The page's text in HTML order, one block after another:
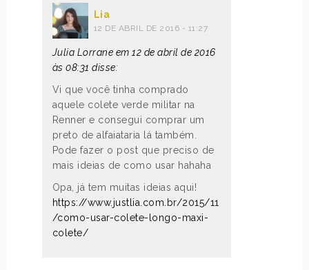
Lia
12 DE ABRIL DE 2016 - 11:27
Julia Lorrane em 12 de abril de 2016
às 08:31 disse:
Vi que você tinha comprado
aquele colete verde militar na
Renner e consegui comprar um
preto de alfaiataria lá também.
Pode fazer o post que preciso de
mais ideias de como usar hahaha
Opa, já tem muitas ideias aqui!
https://www.justlia.com.br/2015/11
/como-usar-colete-longo-maxi-
colete/